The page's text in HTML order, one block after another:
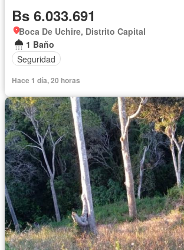
Bs 6.033.691
Boca De Uchire, Distrito Capital
1 Baño
Seguridad
Hace 1 día, 20 horas